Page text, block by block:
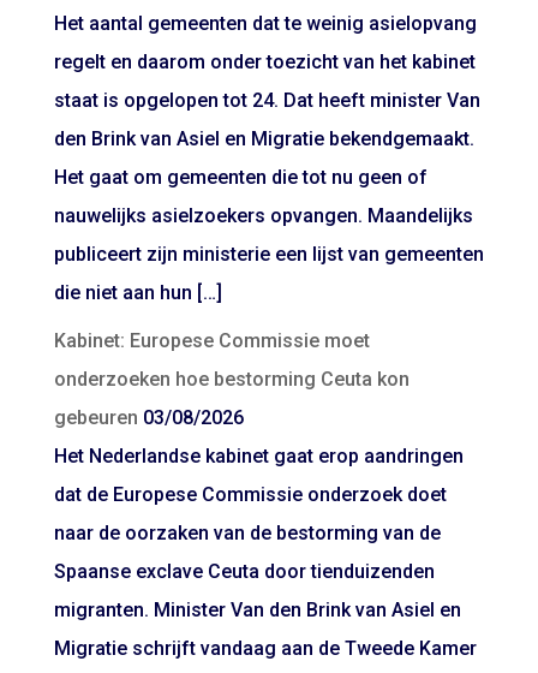
Het aantal gemeenten dat te weinig asielopvang
regelt en daarom onder toezicht van het kabinet
staat is opgelopen tot 24. Dat heeft minister Van
den Brink van Asiel en Migratie bekendgemaakt.
Het gaat om gemeenten die tot nu geen of
nauwelijks asielzoekers opvangen. Maandelijks
publiceert zijn ministerie een lijst van gemeenten
die niet aan hun […]
Kabinet: Europese Commissie moet
onderzoeken hoe bestorming Ceuta kon
gebeuren 03/08/2026
Het Nederlandse kabinet gaat erop aandringen
dat de Europese Commissie onderzoek doet
naar de oorzaken van de bestorming van de
Spaanse exclave Ceuta door tienduizenden
migranten. Minister Van den Brink van Asiel en
Migratie schrijft vandaag aan de Tweede Kamer